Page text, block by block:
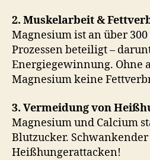
2. Muskelarbeit &
Magnesium ist an über
Prozessen beteiligt –
Energiegewinnung. Ohne
Magnesium keine
3. Vermeidung von
Magnesium und Calcium
Blutzucker.
Heißhungerattacken!